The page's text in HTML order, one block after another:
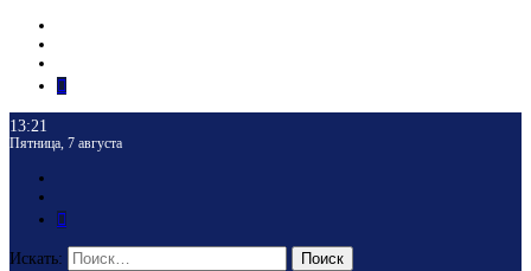
13:21
Пятница, 7 августа
Искать: Поиск